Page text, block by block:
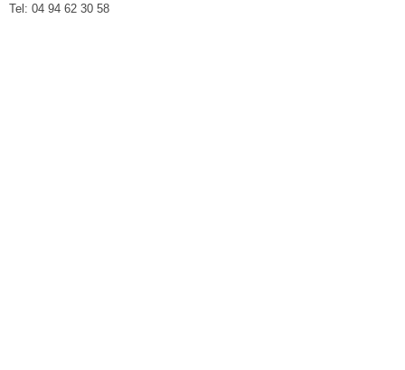
Tel: 04 94 62 30 58